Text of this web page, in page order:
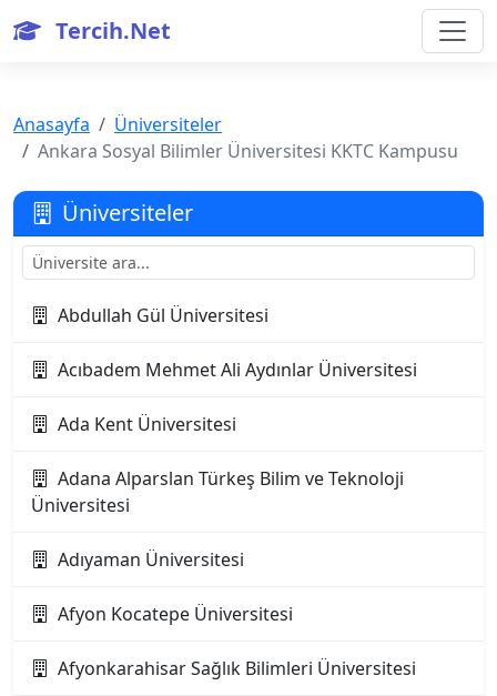
Tercih.Net
Anasayfa
Üniversiteler
Ankara Sosyal Bilimler Üniversitesi KKTC Kampusu
Üniversiteler
Abdullah Gül Üniversitesi
Acıbadem Mehmet Ali Aydınlar Üniversitesi
Ada Kent Üniversitesi
Adana Alparslan Türkeş Bilim ve Teknoloji
Üniversitesi
Adıyaman Üniversitesi
Afyon Kocatepe Üniversitesi
Afyonkarahisar Sağlık Bilimleri Üniversitesi